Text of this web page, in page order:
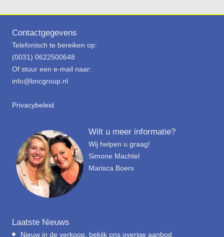
Contactgegevens
Telefonisch te bereiken op:
(0031) 0622500648
Of stuur een e-mail naar:
info@bncgroup.nl
Privacybeleid
Wilt u meer informatie?
Wij helpen u graag!
Simone Machtel
Marisca Boers
Laatste Nieuws
Nieuw in de verkoop, bekijk ons overige aanbod